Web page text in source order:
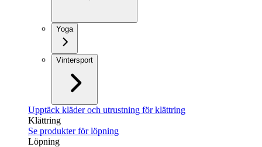
Yoga
Vintersport
Upptäck kläder och utrustning för klättring
Klättring
Se produkter för löpning
Löpning